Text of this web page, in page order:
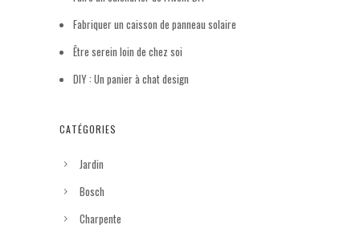
Fabriquer un caisson de panneau solaire
Être serein loin de chez soi
DIY : Un panier à chat design
CATÉGORIES
Jardin
Bosch
Charpente